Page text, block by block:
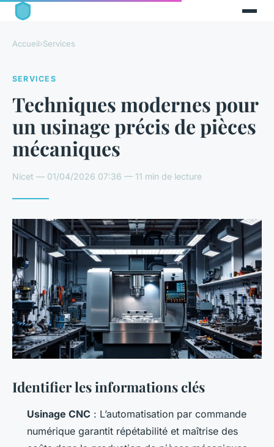
Accueil›Services
SERVICES
Techniques modernes pour
un usinage précis de pièces
mécaniques
Nicet — 01/04/2026 07:36 — 11 min de lecture
Identifier les informations clés
Usinage CNC : L’automatisation par commande
numérique garantit répétabilité et maîtrise des